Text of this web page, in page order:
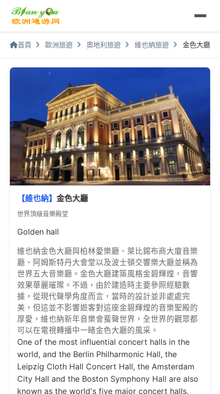
首頁 歐洲旅遊 奧地利旅遊 維也納旅遊 金色大廳
【維也納】 金色大廳
世界頂級音樂殿堂
Golden hall
維也納金色大廳與柏林愛樂廳、萊比錫布商大廈音樂
廳、阿姆斯特丹大會堂以及波士頓交響樂大廳並稱為
世界五大音樂廳。金色大廳建築風格金碧輝煌，音響
效果華麗璀璨。不過，由於建造時主要參照經驗數
據，從現代聲學角度而言，當時的設計並非處處完
美，但這並不影響遊客對這座金碧輝煌的音樂聖殿的
厚愛，維也納新年音樂會蜚聲世界，全世界的觀眾都
可以在電視轉播中一睹金色大廳的風采。
One of the most influential concert halls in the
world, and the Berlin Philharmonic Hall, the
Leipzig Cloth Hall Concert Hall, the Amsterdam
City Hall and the Boston Symphony Hall are also
known as the world's five major concert halls.